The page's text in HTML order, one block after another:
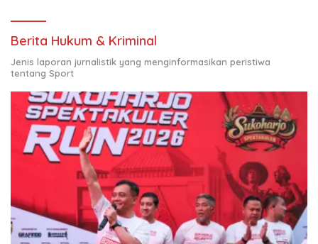
Berita Hukum & Kriminal
Jenis laporan jurnalistik yang menginformasikan peristiwa
tentang Sport